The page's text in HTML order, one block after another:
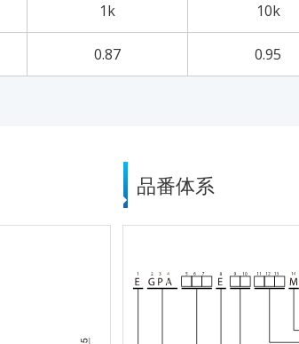
1k 10k
0.87 0.95
品番体系